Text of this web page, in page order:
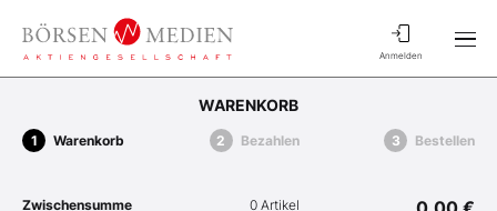
Anmelden
WARENKORB
Warenkorb Bezahlen Bestellen
Zwischensumme 0 Artikel